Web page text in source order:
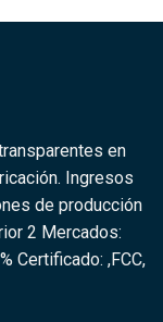
en
Ingresos
de producción
2 Mercados:
Certificado: ,FCC,